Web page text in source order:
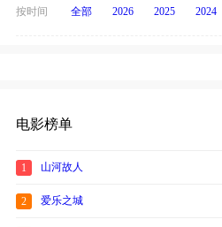
按时间 全部 2026 2025 2024
电影榜单
1 山河故人
2 爱乐之城